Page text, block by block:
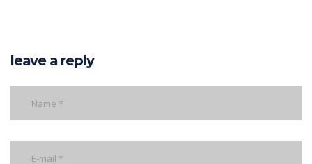
leave a reply